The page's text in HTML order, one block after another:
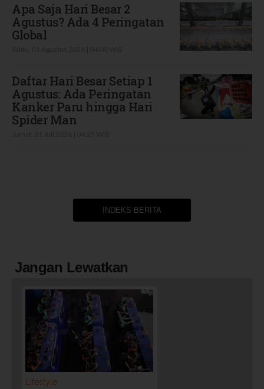
Apa Saja Hari Besar 2
Agustus? Ada 4 Peringatan
Global
Daftar Hari Besar Setiap 1
Agustus: Ada Peringatan
Kanker Paru hingga Hari
Spider Man
INDEKS BERITA
Jangan Lewatkan
Lifestyle